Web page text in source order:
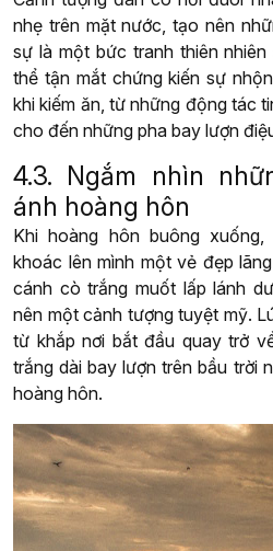
nhẹ trên mặt nước, tạo nên
sự là một bức tranh thiên
thể tận mắt chứng kiến sự
khi kiếm ăn, từ những động tác
cho đến những pha bay lượn
4.3. Ngắm nhìn
ánh hoàng hôn
Khi hoàng hôn buông
khoác lên mình một vẻ đẹp
cánh cò trắng muốt lấp lánh
nên một cảnh tượng tuyệt mỹ.
từ khắp nơi bắt đầu quay trở
trắng dài bay lượn trên bầu trời
hoàng hôn.